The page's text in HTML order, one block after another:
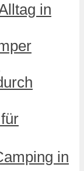
in
in